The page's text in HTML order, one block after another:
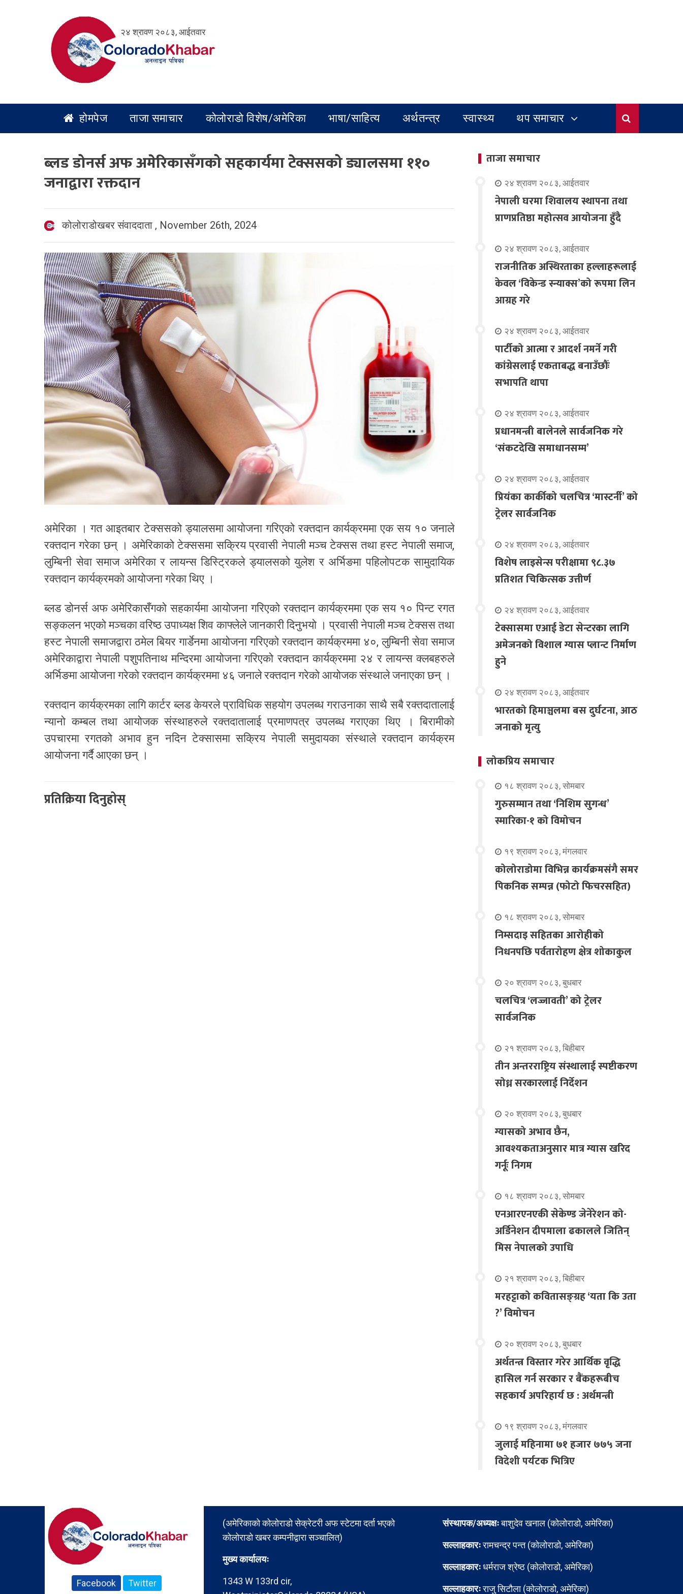
२४ श्रावण २०८३, आईतवार
होमपेज ताजा समाचार कोलोराडो विशेष/अमेरिका भाषा/साहित्य अर्थतन्त्र स्वास्थ्य थप समाचार
ब्लड डोनर्स अफ अमेरिकासँगको सहकार्यमा टेक्ससको ड्यालसमा ११०
जनाद्वारा रक्तदान
कोलोराडोखबर संवाददाता , November 26th, 2024
अमेरिका । गत आइतबार टेक्ससको ड्यालसमा आयोजना गरिएको रक्तदान कार्यक्रममा एक सय १० जनाले
रक्तदान गरेका छन् । अमेरिकाको टेक्ससमा सक्रिय प्रवासी नेपाली मञ्च टेक्सस तथा हस्ट नेपाली समाज,
लुम्बिनी सेवा समाज अमेरिका र लायन्स डिस्ट्रिकले ड्यालसको युलेश र अर्भिङमा पहिलोपटक सामुदायिक
रक्तदान कार्यक्रमको आयोजना गरेका थिए ।
ब्लड डोनर्स अफ अमेरिकासँगको सहकार्यमा आयोजना गरिएको रक्तदान कार्यक्रममा एक सय १० पिन्ट रगत
सङ्कलन भएको मञ्चका वरिष्ठ उपाध्यक्ष शिव काफ्लेले जानकारी दिनुभयो । प्रवासी नेपाली मञ्च टेक्सस तथा
हस्ट नेपाली समाजद्वारा ठमेल बियर गार्डेनमा आयोजना गरिएको रक्तदान कार्यक्रममा ४०, लुम्बिनी सेवा समाज
अमेरिकाद्वारा नेपाली पशुपतिनाथ मन्दिरमा आयोजना गरिएको रक्तदान कार्यक्रममा २४ र लायन्स क्लबहरुले
अर्भिङमा आयोजना गरेको रक्तदान कार्यक्रममा ४६ जनाले रक्तदान गरेको आयोजक संस्थाले जनाएका छन् ।
रक्तदान कार्यक्रमका लागि कार्टर ब्लड केयरले प्राविधिक सहयोग उपलब्ध गराउनाका साथै सबै रक्तदातालाई
न्यानो कम्बल तथा आयोजक संस्थाहरुले रक्तदातालाई प्रमाणपत्र उपलब्ध गराएका थिए । बिरामीको
उपचारमा रगतको अभाव हुन नदिन टेक्सासमा सक्रिय नेपाली समुदायका संस्थाले रक्तदान कार्यक्रम
आयोजना गर्दै आएका छन् ।
प्रतिक्रिया दिनुहोस्
ताजा समाचार
२४ श्रावण २०८३, आईतवार
नेपाली घरमा शिवालय स्थापना तथा
प्राणप्रतिष्ठा महोत्सव आयोजना हुँदै
२४ श्रावण २०८३, आईतवार
राजनीतिक अस्थिरताका हल्लाहरूलाई
केवल ‘विकेन्ड स्न्याक्स’को रूपमा लिन
आग्रह गरे
२४ श्रावण २०८३, आईतवार
पार्टीको आत्मा र आदर्श नमर्ने गरी
कांग्रेसलाई एकताबद्ध बनाउँछौंः
सभापति थापा
२४ श्रावण २०८३, आईतवार
प्रधानमन्त्री बालेनले सार्वजनिक गरे
‘संकटदेखि समाधानसम्म’
२४ श्रावण २०८३, आईतवार
प्रियंका कार्कीको चलचित्र ‘मास्टर्नी’ को
ट्रेलर सार्वजनिक
२४ श्रावण २०८३, आईतवार
विशेष लाइसेन्स परीक्षामा ९८.३७
प्रतिशत चिकित्सक उत्तीर्ण
२४ श्रावण २०८३, आईतवार
टेक्सासमा एआई डेटा सेन्टरका लागि
अमेजनको विशाल ग्यास प्लान्ट निर्माण
हुने
२४ श्रावण २०८३, आईतवार
भारतको हिमाञ्चलमा बस दुर्घटना, आठ
जनाको मृत्यु
लोकप्रिय समाचार
१८ श्रावण २०८३, सोमबार
गुरुसम्मान तथा ‘निशिम सुगन्ध’
स्मारिका-१ को विमोचन
१९ श्रावण २०८३, मंगलवार
कोलोराडोमा विभिन्न कार्यक्रमसंगै समर
पिकनिक सम्पन्न (फोटो फिचरसहित)
१८ श्रावण २०८३, सोमबार
निम्सदाइ सहितका आरोहीको
निधनपछि पर्वतारोहण क्षेत्र शोकाकुल
२० श्रावण २०८३, बुधबार
चलचित्र ‘लज्जावती’ को ट्रेलर
सार्वजनिक
२१ श्रावण २०८३, बिहीबार
तीन अन्तरराष्ट्रिय संस्थालाई स्पष्टीकरण
सोध्न सरकारलाई निर्देशन
२० श्रावण २०८३, बुधबार
ग्यासको अभाव छैन,
आवश्यकताअनुसार मात्र ग्यास खरिद
गर्नूः निगम
१८ श्रावण २०८३, सोमबार
एनआरएनएकी सेकेण्ड जेनेरेशन को-
अर्डिनेशन दीपमाला ढकालले जितिन्
मिस नेपालको उपाधि
२१ श्रावण २०८३, बिहीबार
मरहट्टाको कवितासङ्ग्रह ‘यता कि उता
?’ विमोचन
२० श्रावण २०८३, बुधबार
अर्थतन्त्र विस्तार गरेर आर्थिक वृद्धि
हासिल गर्न सरकार र बैंकहरूबीच
सहकार्य अपरिहार्य छ : अर्थमन्त्री
१९ श्रावण २०८३, मंगलवार
जुलाई महिनामा ७१ हजार ७७५ जना
विदेशी पर्यटक भित्रिए
Facebook Twitter
(अमेरिकाको कोलोराडो सेक्रेटरी अफ स्टेटमा दर्ता भएको
कोलोराडो खबर कम्पनीद्वारा सञ्चालित)
मुख्य कार्यालयः
1343 W 133rd cir,
संस्थापक/अध्यक्षःबाशुदेव खनाल (कोलोराडो, अमेरिका)
सल्लाहकारःरामचन्द्र पन्त (कोलोराडो, अमेरिका)
सल्लाहकारःधर्मराज श्रेष्ठ (कोलोराडो, अमेरिका)
सल्लाहकारःराजु सिटौला (कोलोराडो, अमेरिका)